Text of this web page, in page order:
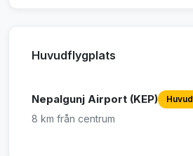
Huvudflygplats
Nepalgunj Airport (KEP)
8 km från centrum